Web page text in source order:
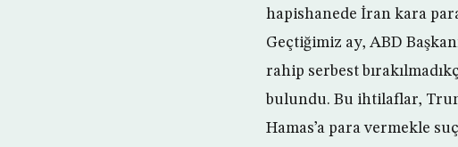
hapishanede İran kara
Geçtiğimiz ay, ABD
rahip serbest
bulundu. Bu ihtilaflar,
Hamas’a para vermekle